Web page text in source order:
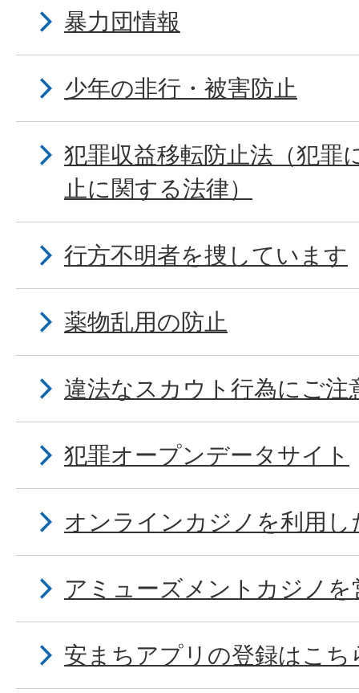
暴力団情報
少年の非行・被害防止
犯罪収益移転防止法（犯罪
止に関する法律）
行方不明者を捜しています
薬物乱用の防止
違法なスカウト行為にご注
犯罪オープンデータサイト
オンラインカジノを利用
アミューズメントカジノを
安まちアプリの登録はこち